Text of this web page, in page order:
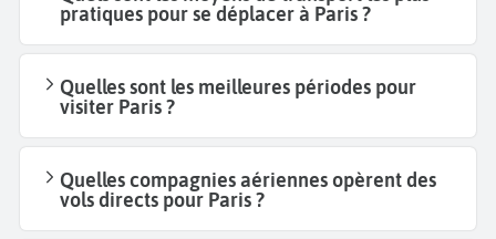
pratiques pour se déplacer à Paris ?
Quelles sont les meilleures périodes pour
visiter Paris ?
Quelles compagnies aériennes opèrent des
vols directs pour Paris ?